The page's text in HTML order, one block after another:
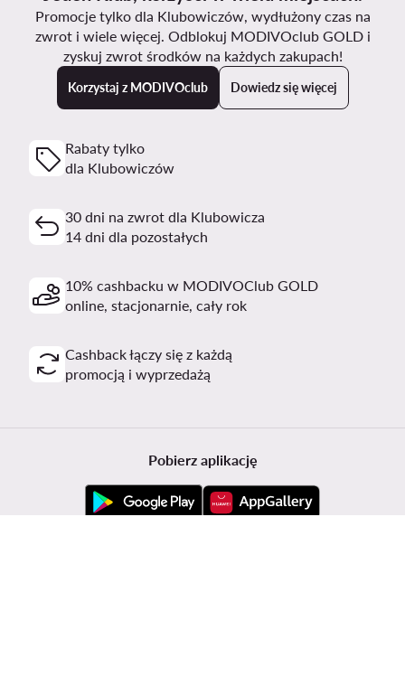
Promocje tylko dla Klubowiczów, wydłużony czas na
zwrot i wiele więcej. Odblokuj MODIVOclub GOLD i
zyskuj zwrot środków na każdych zakupach!
Korzystaj z MODIVOclub Dowiedz się więcej
Rabaty tylko
dla Klubowiczów
30 dni na zwrot dla Klubowicza
14 dni dla pozostałych
10% cashbacku w MODIVOClub GOLD
online, stacjonarnie, cały rok
Cashback łączy się z każdą
promocją i wyprzedażą
Pobierz aplikację